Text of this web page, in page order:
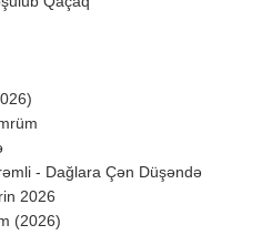
- Dağlara Çən Düşəndə
2026
(2026)